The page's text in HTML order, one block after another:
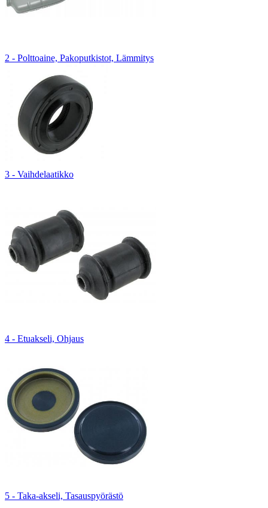
2 - Polttoaine, Pakoputkistot, Lämmitys
3 - Vaihdelaatikko
4 - Etuakseli, Ohjaus
5 - Taka-akseli, Tasauspyörästö